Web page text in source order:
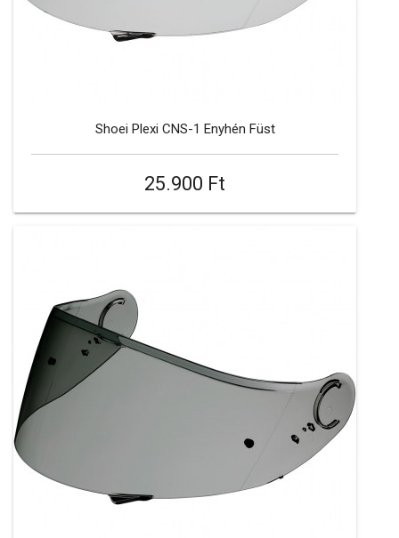
Shoei Plexi CNS-1 Enyhén Füst
25.900 Ft